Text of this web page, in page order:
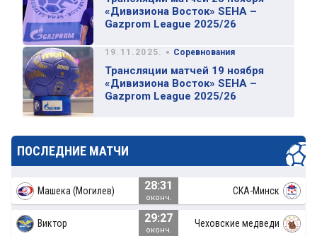
«Дивизиона Восток» SEHA –
Gazprom League 2025/26
19.11.2025. • Соревнования
Трансляции матчей 19 ноября
«Дивизиона Восток» SEHA –
Gazprom League 2025/26
ПОСЛЕДНИЕ МАТЧИ
Машека (Могилев) 28:31
оконч.
СКА-Минск
Виктор 29:27
оконч.
Чеховские медведи